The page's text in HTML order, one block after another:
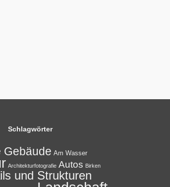
Schlagwörter
Gebäude Am Wasser
Architekturfotografie Autos Birken
und Strukturen